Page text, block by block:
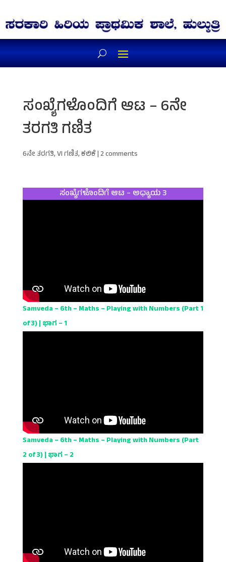
ಸಂಖ್ಯೆಗಳೊಂದಿಗೆ ಆಟ – 6ನೇ
ತರಗತಿ ಗಣಿತ
6ನೇ ತರಗತಿ,VI ಗಣಿತ,ಕಲಿಕೆ|2 comments
ಸಂಖ್ಯೆಗಳೊಂದಿಗೆ ಆಟ – ಅಧ್ಯಾಯ 3
Samveda – 6th – Maths – Playing with Numbers (Part 1
of 3) | ಭಾಗ – 1
Samveda – 6th – Maths – Playing with Numbers (Part
2 of 3) | ಭಾಗ – 2